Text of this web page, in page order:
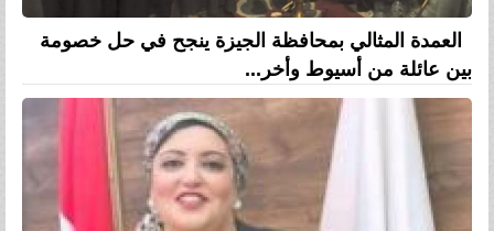
العمدة المثالي بمحافظة الجيزة ينجح في حل خصومة
بين عائلة من أسيوط وأخر...